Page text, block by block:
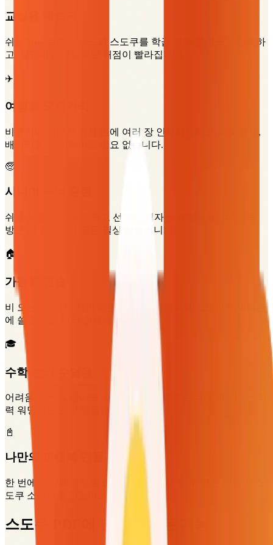
교실용 학습지
쉬움이나 보통 난이도의 스도쿠를 학급 전체 분량으로 인쇄하
고, 정답지를 나눠주면 채점이 빨라집니다.
✈️
여행용 오락거리
비행기나 자동차 여행 전에 여러 장 인쇄해두세요 — 화면도,
배터리도, 와이파이도 필요 없습니다.
🧓
시니어 두뇌 훈련
쉬움·보통 난이도의 크고 선명한 격자는 요양시설이나 가족
방문 시 활용하기 좋은 일상 활동입니다.
🏠
가정용 연습
비 오는 날, 숙제 사이 쉬는 시간, 아이들과의 스크린프리 시간
에 쓸 도안을 미리 인쇄해두세요.
🎓
수학·논리 수업용
어려움·전문가 난이도 퍼즐은 중고등학교 보너스 과제나 논리
력 워밍업으로 잘 어울립니다.
📓
나만의 퍼즐북 만들기
한 번에 50~100개씩 일괄 인쇄해서 매일 풀 수 있는 나만의 스
도쿠 소책자를 만들어보세요.
스도쿠 PDF에 필요한 모든 기능